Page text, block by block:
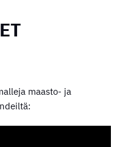
maasto- ja